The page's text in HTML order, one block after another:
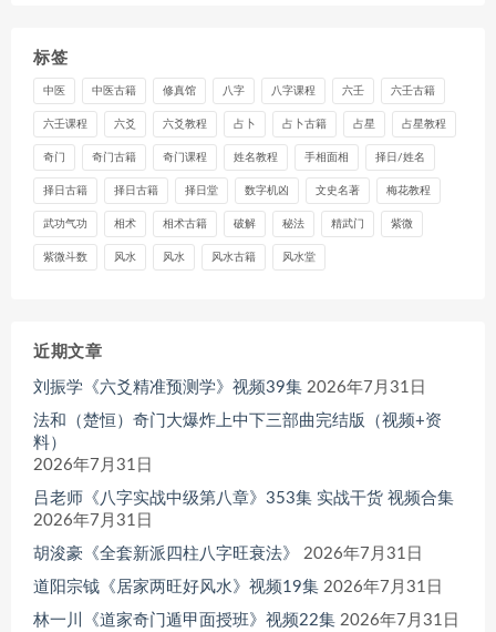
标签
中医 中医古籍 修真馆 八字 八字课程 六壬 六壬古籍
六壬课程 六爻 六爻教程 占卜 占卜古籍 占星 占星教程
奇门 奇门古籍 奇门课程 姓名教程 手相面相 择日/姓名
择日古籍 择日古籍 择日堂 数字机凶 文史名著 梅花教程
武功气功 相术 相术古籍 破解 秘法 精武门 紫微
紫微斗数 风水 风水 风水古籍 风水堂
近期文章
刘振学《六爻精准预测学》视频39集 2026年7月31日
法和（楚恒）奇门大爆炸上中下三部曲完结版（视频+资
料）
2026年7月31日
吕老师《八字实战中级第八章》353集 实战干货 视频合集
2026年7月31日
胡浚豪《全套新派四柱八字旺衰法》
2026年7月31日
道阳宗钺《居家两旺好风水》视频19集 2026年7月31日
林一川《道家奇门遁甲面授班》视频22集 2026年7月31日